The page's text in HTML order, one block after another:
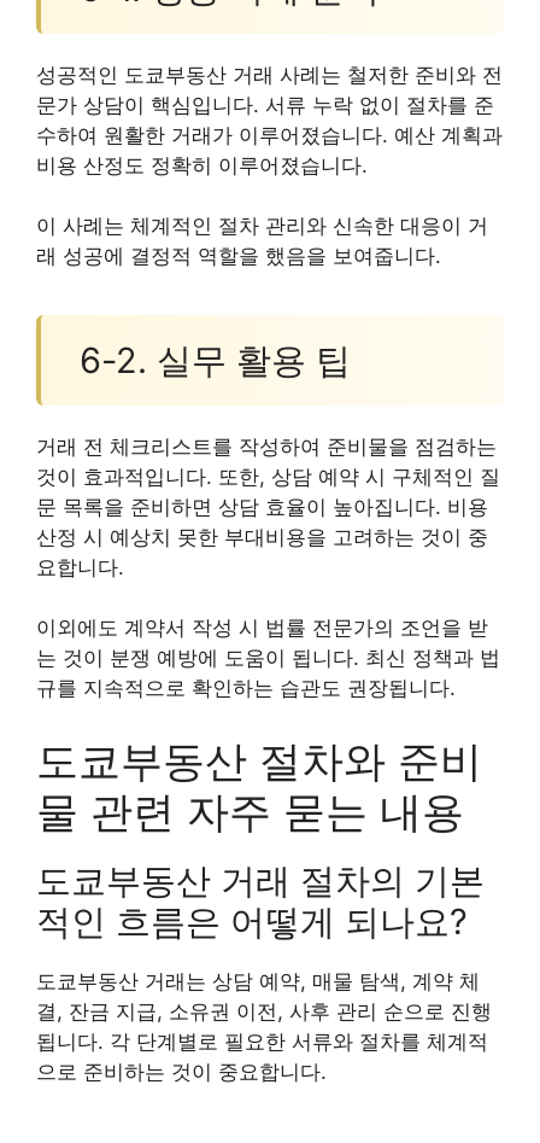
성공적인 도쿄부동산 거래 사례는 철저한 준비와 전
문가 상담이 핵심입니다. 서류 누락 없이 절차를 준
수하여 원활한 거래가 이루어졌습니다. 예산 계획과
비용 산정도 정확히 이루어졌습니다.
이 사례는 체계적인 절차 관리와 신속한 대응이 거
래 성공에 결정적 역할을 했음을 보여줍니다.
6-2. 실무 활용 팁
거래 전 체크리스트를 작성하여 준비물을 점검하는
것이 효과적입니다. 또한, 상담 예약 시 구체적인 질
문 목록을 준비하면 상담 효율이 높아집니다. 비용
산정 시 예상치 못한 부대비용을 고려하는 것이 중
요합니다.
이외에도 계약서 작성 시 법률 전문가의 조언을 받
는 것이 분쟁 예방에 도움이 됩니다. 최신 정책과 법
규를 지속적으로 확인하는 습관도 권장됩니다.
도쿄부동산 절차와 준비
물 관련 자주 묻는 내용
도쿄부동산 거래 절차의 기본
적인 흐름은 어떻게 되나요?
도쿄부동산 거래는 상담 예약, 매물 탐색, 계약 체
결, 잔금 지급, 소유권 이전, 사후 관리 순으로 진행
됩니다. 각 단계별로 필요한 서류와 절차를 체계적
으로 준비하는 것이 중요합니다.